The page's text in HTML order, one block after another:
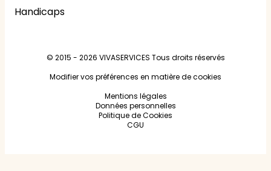
Handicaps
© 2015 - 2026 VIVASERVICES Tous droits réservés
Modifier vos préférences en matière de cookies
Mentions légales
Données personnelles
Politique de Cookies
CGU